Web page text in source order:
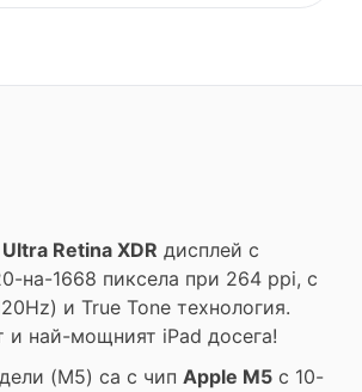
Ultra Retina XDR дисплей с
на-1668 пиксела при 264 ppi, с
и True Tone технология.
и най-мощният iPad досега!
(M5) са с чип Apple M5 с 10-